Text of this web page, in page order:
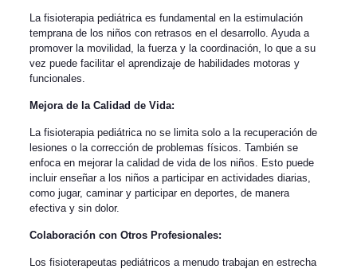
La fisioterapia pediátrica es fundamental en la estimulación
temprana de los niños con retrasos en el desarrollo. Ayuda a
promover la movilidad, la fuerza y ​​la coordinación, lo que a su
vez puede facilitar el aprendizaje de habilidades motoras y
funcionales.
Mejora de la Calidad de Vida:
La fisioterapia pediátrica no se limita solo a la recuperación de
lesiones o la corrección de problemas físicos. También se
enfoca en mejorar la calidad de vida de los niños. Esto puede
incluir enseñar a los niños a participar en actividades diarias,
como jugar, caminar y participar en deportes, de manera
efectiva y sin dolor.
Colaboración con Otros Profesionales:
Los fisioterapeutas pediátricos a menudo trabajan en estrecha